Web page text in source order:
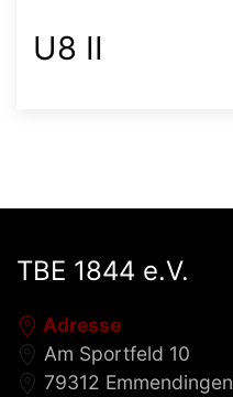
U8 II
TBE 1844 e.V.
Adresse
Am Sportfeld 10
79312 Emmendingen